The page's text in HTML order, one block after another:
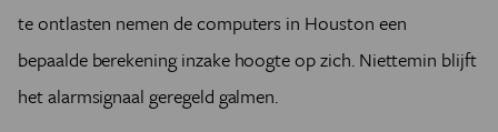
te ontlasten nemen de computers in Houston een
bepaalde berekening inzake hoogte op zich. Niettemin blijft
het alarmsignaal geregeld galmen.